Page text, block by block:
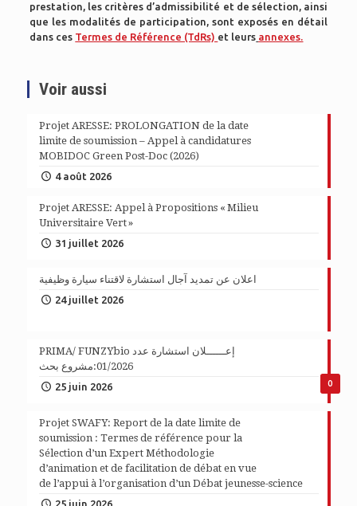
prestation, les critères d’admissibilité et de sélection, ainsi
que les modalités de participation, sont exposés en détail
dans ces Termes de Référence (TdRs) et leurs annexes.
Voir aussi
Projet ARESSE: PROLONGATION de la date
limite de soumission – Appel à candidatures
MOBIDOC Green Post-Doc (2026)
4 août 2026
Projet ARESSE: Appel à Propositions « Milieu
Universitaire Vert »
31 juillet 2026
اعلان عن تمديد آجال استشارة لاقتناء سيارة وظيفية
24 juillet 2026
0
PRIMA/ FUNZYbio إعــــــلان استشارة عدد
01/2026:مشروع بحث
25 juin 2026
Projet SWAFY: Report de la date limite de
soumission : Termes de référence pour la
Sélection d’un Expert Méthodologie
d’animation et de facilitation de débat en vue
de l’appui à l’organisation d’un Débat jeunesse-science